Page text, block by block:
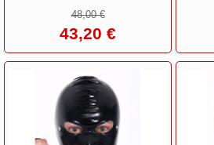
48,00 €
43,20 €